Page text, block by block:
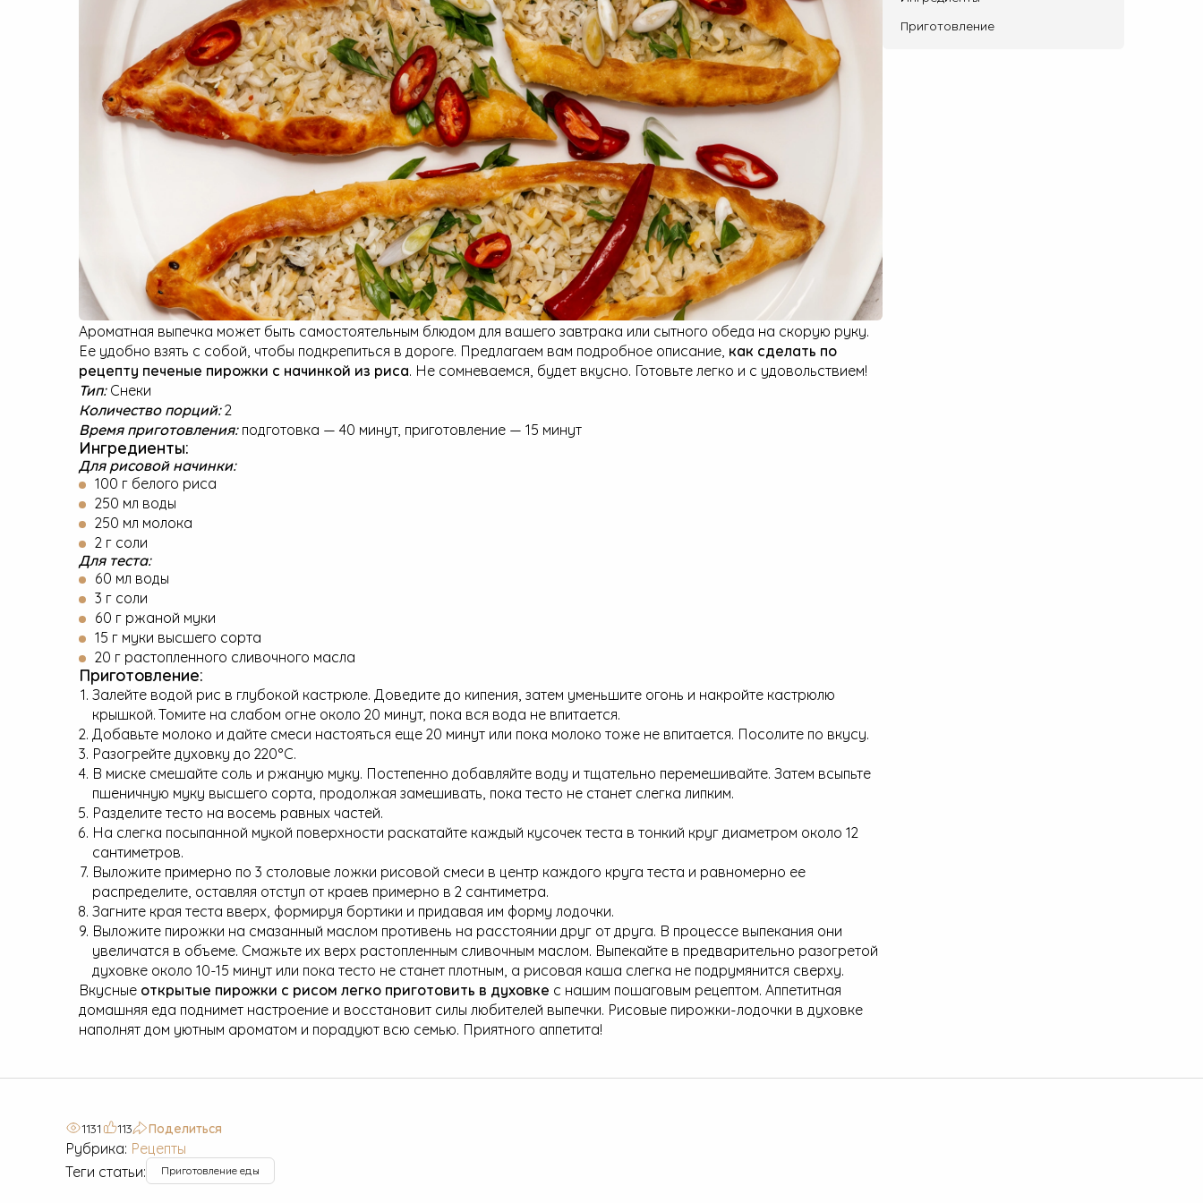
Ароматная выпечка может быть самостоятельным блюдом для вашего завтрака или сытного обеда на скорую руку.
Ее удобно взять с собой, чтобы подкрепиться в дороге. Предлагаем вам подробное описание, как сделать по
рецепту печеные пирожки с начинкой из риса. Не сомневаемся, будет вкусно. Готовьте легко и с удовольствием!
Тип:Снеки
Количество порций:2
Время приготовления:подготовка — 40 минут, приготовление — 15 минут
Ингредиенты:
Для рисовой начинки:
100 г белого риса
250 мл воды
250 мл молока
2 г соли
Для теста:
60 мл воды
3 г соли
60 г ржаной муки
15 г муки высшего сорта
20 г растопленного сливочного масла
Приготовление:
Залейте водой рис в глубокой кастрюле. Доведите до кипения, затем уменьшите огонь и накройте кастрюлю
крышкой. Томите на слабом огне около 20 минут, пока вся вода не впитается.
Добавьте молоко и дайте смеси настояться еще 20 минут или пока молоко тоже не впитается. Посолите по вкусу.
Разогрейте духовку до 220°C.
В миске смешайте соль и ржаную муку. Постепенно добавляйте воду и тщательно перемешивайте. Затем всыпьте
пшеничную муку высшего сорта, продолжая замешивать, пока тесто не станет слегка липким.
Разделите тесто на восемь равных частей.
На слегка посыпанной мукой поверхности раскатайте каждый кусочек теста в тонкий круг диаметром около 12
сантиметров.
Выложите примерно по 3 столовые ложки рисовой смеси в центр каждого круга теста и равномерно ее
распределите, оставляя отступ от краев примерно в 2 сантиметра.
Загните края теста вверх, формируя бортики и придавая им форму лодочки.
Выложите пирожки на смазанный маслом противень на расстоянии друг от друга. В процессе выпекания они
увеличатся в объеме. Смажьте их верх растопленным сливочным маслом. Выпекайте в предварительно разогретой
духовке около 10-15 минут или пока тесто не станет плотным, а рисовая каша слегка не подрумянится сверху.
Вкусные открытые пирожки с рисом легко приготовить в духовке с нашим пошаговым рецептом. Аппетитная
домашняя еда поднимет настроение и восстановит силы любителей выпечки. Рисовые пирожки-лодочки в духовке
наполнят дом уютным ароматом и порадуют всю семью. Приятного аппетита!
Приготовление
1131 113 Поделиться
Рубрика: Рецепты
Теги статьи:
Приготовление еды